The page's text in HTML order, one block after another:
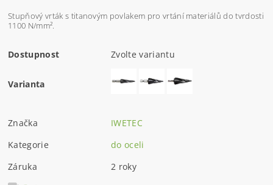
Stupňový vrták s titanovým povlakem pro vrtání materiálů do tvrdosti
1100 N/mm².
Dostupnost Zvolte variantu
Varianta
Značka
IWETEC
Kategorie
do oceli
Záruka
2 roky